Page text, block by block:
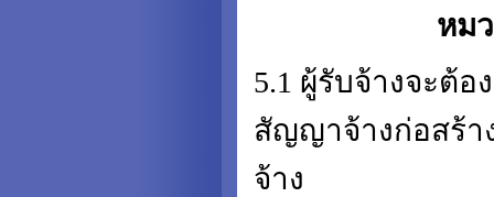
หม
5.1 ผู้รับจ้างจะต้
สัญญาจ้างก่อสร้า
จ้าง